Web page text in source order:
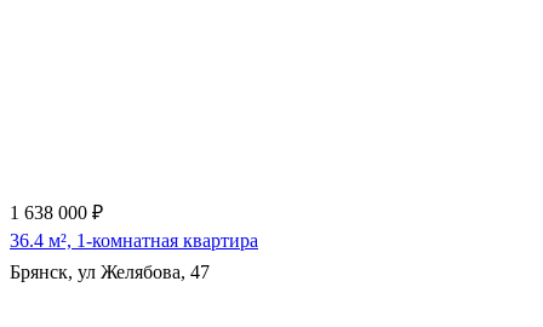
1 638 000 ₽
36.4 м², 1-комнатная квартира
Брянск, ул Желябова, 47